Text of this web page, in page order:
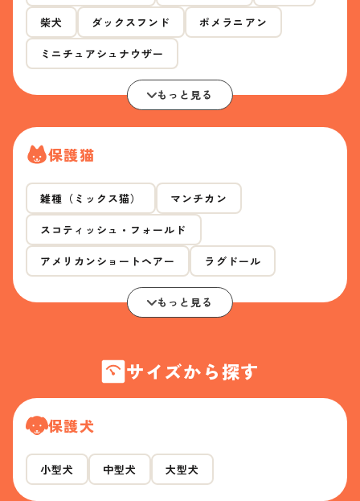
柴犬 ダックスフンド ポメラニアン
ミニチュアシュナウザー
もっと見る
保護猫
雑種（ミックス猫） マンチカン
スコティッシュ・フォールド
アメリカンショートヘアー ラグドール
もっと見る
サイズから探す
保護犬
小型犬 中型犬 大型犬